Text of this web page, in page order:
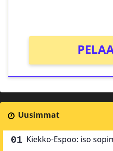
Uusimmat
Kiekko-Espoo: iso